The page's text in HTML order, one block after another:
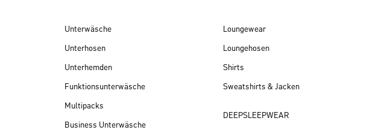
Unterwäsche
Unterhosen
Unterhemden
Funktionsunterwäsche
Multipacks
Business Unterwäsche
Loungewear
Loungehosen
Shirts
Sweatshirts & Jacken
DEEPSLEEPWEAR